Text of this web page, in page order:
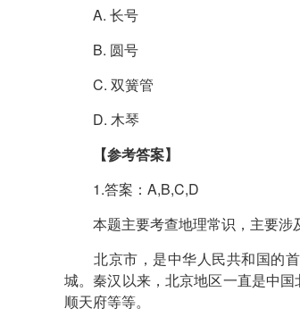
A. 长号
B. 圆号
C. 双簧管
D. 木琴
【参考答案】
1.答案：A,B,C,D
本题主要考查地理常识，主要涉
北京市，是中华人民共和国的首
城。秦汉以来，北京地区一直是中
顺天府等等。